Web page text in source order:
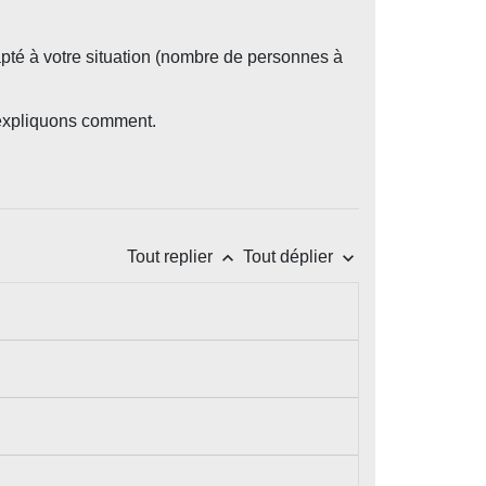
à votre situation (nombre de personnes à
comment.
Tout replier keyboard_arrow_up Tout déplier keyboard_arrow_down